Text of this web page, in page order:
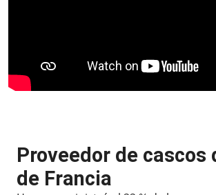
Proveedor de cascos
de Francia